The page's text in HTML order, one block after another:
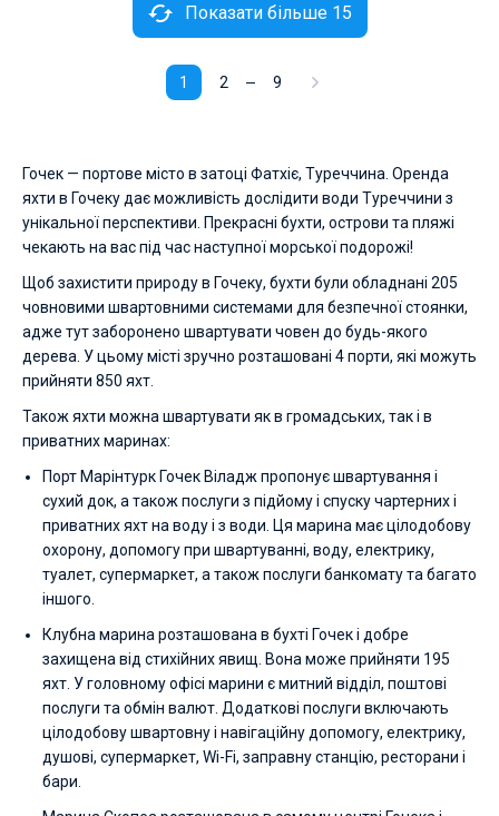
1 2 9
Показати більше 15
Гочек — портове місто в затоці Фатхіє, Туреччина. Оренда
яхти в Гочеку дає можливість дослідити води Туреччини з
унікальної перспективи. Прекрасні бухти, острови та пляжі
чекають на вас під час наступної морської подорожі!
Щоб захистити природу в Гочеку, бухти були обладнані 205
човновими швартовними системами для безпечної стоянки,
адже тут заборонено швартувати човен до будь-якого
дерева. У цьому місті зручно розташовані 4 порти, які можуть
прийняти 850 яхт.
Також яхти можна швартувати як в громадських, так і в
приватних маринах:
Порт Марінтурк Гочек Віладж пропонує швартування і
сухий док, а також послуги з підйому і спуску чартерних і
приватних яхт на воду і з води. Ця марина має цілодобову
охорону, допомогу при швартуванні, воду, електрику,
туалет, супермаркет, а також послуги банкомату та багато
іншого.
Клубна марина розташована в бухті Гочек і добре
захищена від стихійних явищ. Вона може прийняти 195
яхт. У головному офісі марини є митний відділ, поштові
послуги та обмін валют. Додаткові послуги включають
цілодобову швартовну і навігаційну допомогу, електрику,
душові, супермаркет, Wi-Fi, заправну станцію, ресторани і
бари.